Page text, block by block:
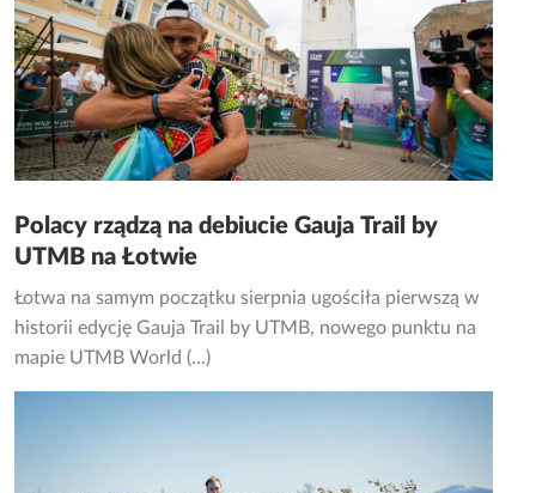
Polacy rządzą na debiucie Gauja Trail by
UTMB na Łotwie
Łotwa na samym początku sierpnia ugościła pierwszą w
historii edycję Gauja Trail by UTMB, nowego punktu na
mapie UTMB World (...)